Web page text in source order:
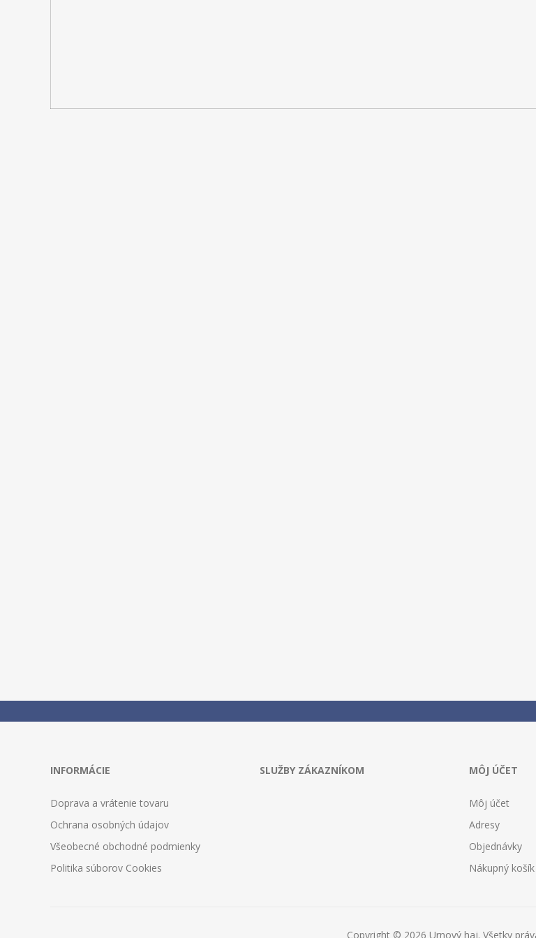
INFORMÁCIE
Doprava a vrátenie tovaru
Ochrana osobných údajov
Všeobecné obchodné podmienky
Politika súborov Cookies
SLUŽBY ZÁKAZNÍKOM MÔJ ÚČET
Môj účet
Adresy
Objednávky
Nákupný košík
Copyright © 2026 Urnový haj. Všetky